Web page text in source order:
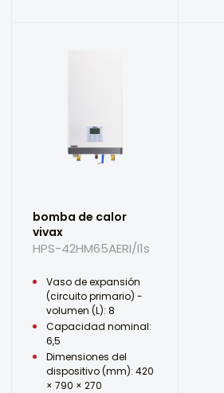
bomba de calor
vivax
HPS-42HM65AERI/I1s
Vaso de expansión
(circuito primario) -
volumen (L): 8
Capacidad nominal:
6,5
Dimensiones del
dispositivo (mm): 420
× 790 × 270